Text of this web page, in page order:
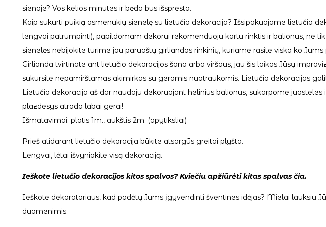
sienoje? Vos kelios minutes ir bėda bus išspresta.
Kaip sukurti puikią asmenukių sienelę su lietučio dekoracija? Išsipakuojame lietučio
lengvai patrumpinti), papildomam dekorui rekomenduoju kartu rinktis ir balionus, ne
sienelės nebijokite turime jau paruoštų girliandos rinkinių, kuriame rasite visko ko
Girlianda tvirtinate ant lietučio dekoracijos šono arba viršaus, jau šis laikas Jūsų
sukursite nepamirštamas akimirkas su geromis nuotraukomis. Lietučio dekoracijas
Lietučio dekoracija aš dar naudoju dekoruojant helinius balionus, sukarpome
plazdesys atrodo labai gerai!
Išmatavimai: plotis 1m., aukštis 2m. (apytiksliai)
Prieš atidarant lietučio dekoracija būkite atsargūs greitai plyšta.
Lengvai, lėtai išvyniokite visą dekoraciją.
Ieškote lietučio dekoracijos kitos spalvos? Kviečiu apžiūrėti kitas spalvas čia.
Ieškote dekoratoriaus, kad padėtų Jums įgyvendinti šventines idėjas? Mielai lauksiu
duomenimis.